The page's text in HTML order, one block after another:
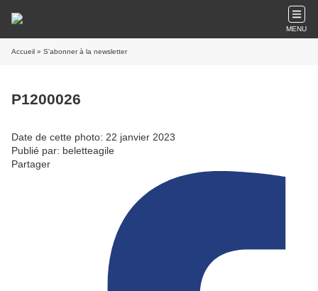
MENU
Accueil » S'abonner à la newsletter
P1200026
Date de cette photo: 22 janvier 2023
Publié par: beletteagile
Partager